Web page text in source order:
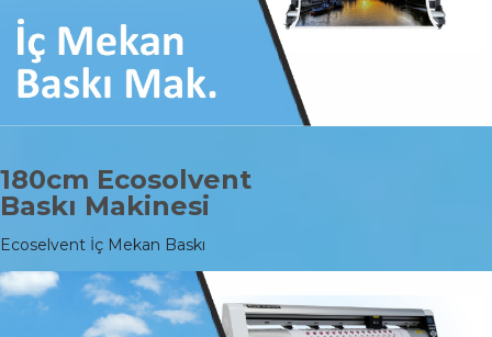
180cm Ecosolvent
Baskı Makinesi
Ecoselvent İç Mekan Baskı